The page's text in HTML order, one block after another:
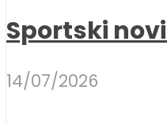
Sportski
14/07/2026